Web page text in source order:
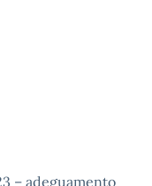
– adeguamento